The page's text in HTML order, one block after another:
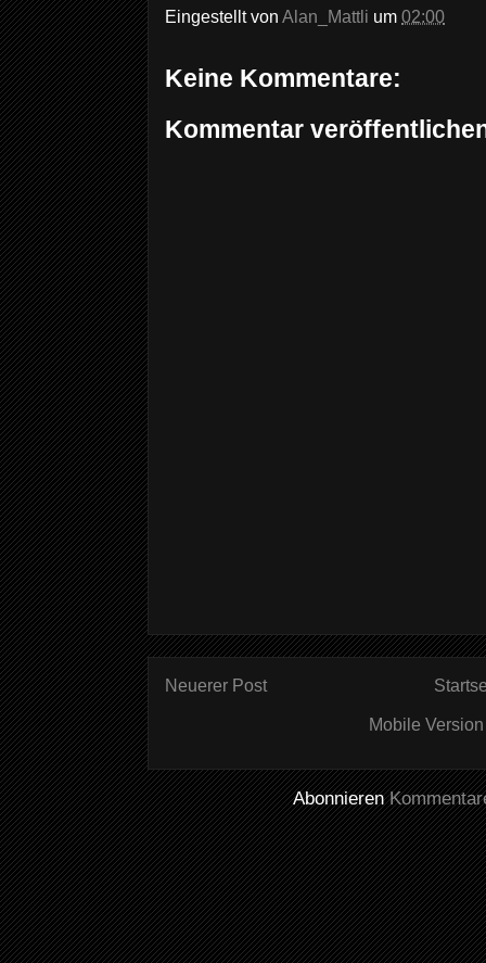
Eingestellt von Alan_Mattli um 02:00
Keine Kommentare:
Kommentar
Neuerer Post
Mobile
Abonnieren